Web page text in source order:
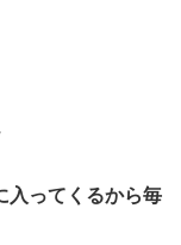
入ってくるから毎